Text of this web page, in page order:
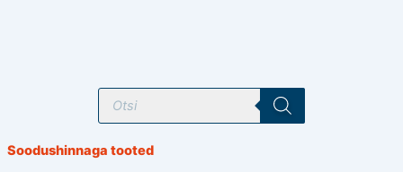
T
o
t
Soodushinnaga tooted